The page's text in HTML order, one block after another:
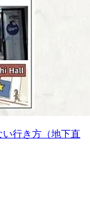
行き方（地下直